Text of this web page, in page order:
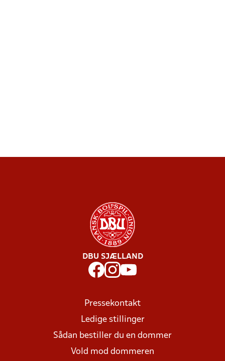
DBU SJÆLLAND
Pressekontakt
Ledige stillinger
Sådan bestiller du en dommer
Vold mod dommeren